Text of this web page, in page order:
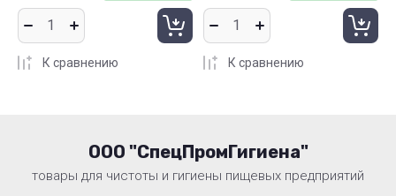
К сравнению К сравнению
ООО "СпецПромГигиена"
товары для чистоты и гигиены пищевых предприятий